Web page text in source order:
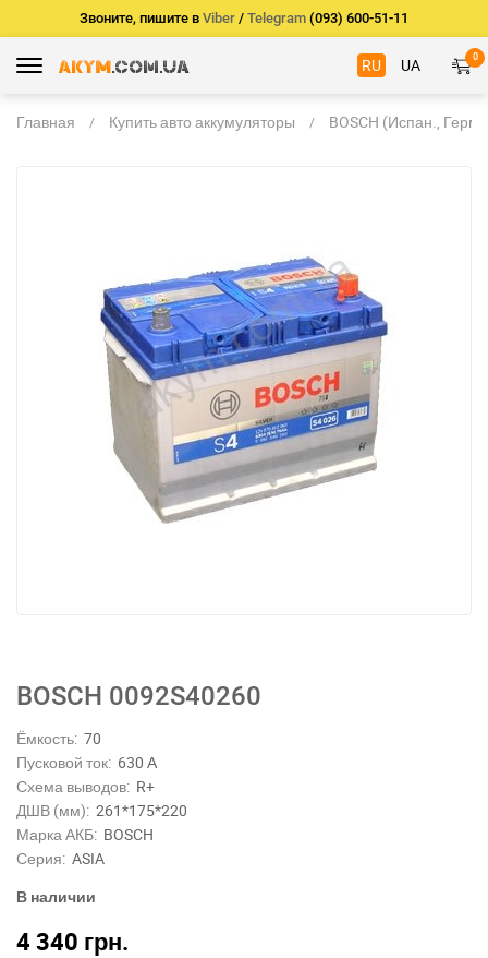
Звоните, пишите в Viber / Telegram (093) 600-51-11
RU UA 0
Главная Купить авто аккумуляторы BOSCH (Испан., Герм.)
BOSCH 0092S40260
Ёмкость: 70
Пусковой ток: 630 А
Схема выводов: R+
ДШВ (мм): 261*175*220
Марка АКБ: BOSCH
Серия: ASIA
В наличии
4 340 грн.